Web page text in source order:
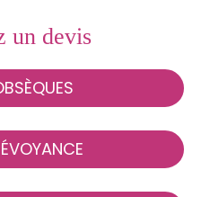
un devis